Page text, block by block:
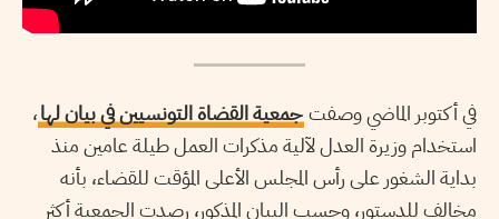
في أكتوبر الماضي وصفت جمعية القضاة التونسيين في بيان لها،
استخدام وزيرة العدل لآلية مذكرات العمل طيلة عامين منذ
بداية الشغور على رأس المجلس الأعلى المؤقت للقضاء، بأنه
مخالف للدستور، وحسب البيان المذكور، رصدت الجمعية أكثر